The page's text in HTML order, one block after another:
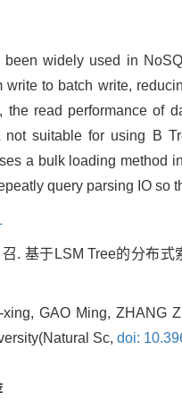
widely used in
to batch write,
read performance of
suitable for using B
a bulk loading method
query parsing IO so
. 基于LSM Tree的分布
GAO Ming, ZHANG
Sc, doi: